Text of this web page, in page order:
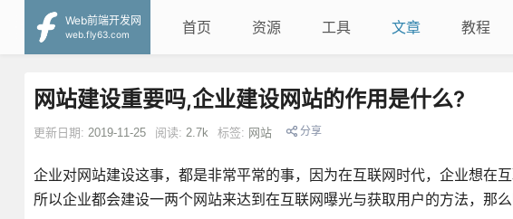
Web前端开发网
web.fly63.com
首页 资源 工具 文章 教程
网站建设重要吗,企业建设网站的作用是什么?
更新日期: 2019-11-25 阅读: 2.7k 标签: 网站 分享
企业对网站建设这事，都是非常平常的事，因为在互联网时代，企业想在
所以企业都会建设一两个网站来达到在互联网曝光与获取用户的方法，那